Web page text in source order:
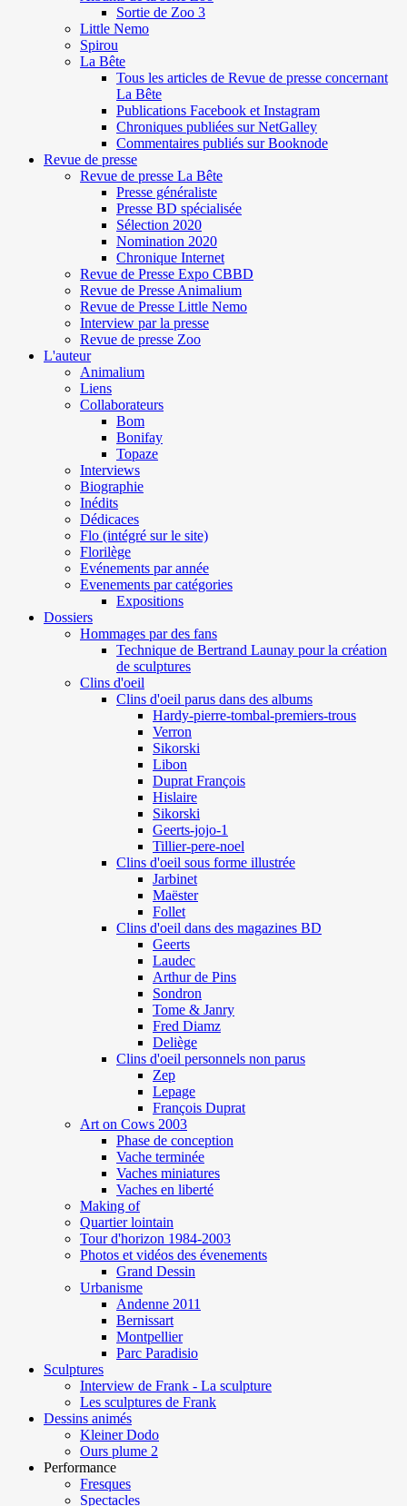
Sortie de Zoo 3
Little Nemo
Spirou
La Bête
Tous les articles de Revue de presse concernant
La Bête
Publications Facebook et Instagram
Chroniques publiées sur NetGalley
Commentaires publiés sur Booknode
Revue de presse
Revue de presse La Bête
Presse généraliste
Presse BD spécialisée
Sélection 2020
Nomination 2020
Chronique Internet
Revue de Presse Expo CBBD
Revue de Presse Animalium
Revue de Presse Little Nemo
Interview par la presse
Revue de presse Zoo
L'auteur
Animalium
Liens
Collaborateurs
Bom
Bonifay
Topaze
Interviews
Biographie
Inédits
Dédicaces
Flo (intégré sur le site)
Florilège
Evénements par année
Evenements par catégories
Expositions
Dossiers
Hommages par des fans
Technique de Bertrand Launay pour la création
de sculptures
Clins d'oeil
Clins d'oeil parus dans des albums
Hardy-pierre-tombal-premiers-trous
Verron
Sikorski
Libon
Duprat François
Hislaire
Sikorski
Geerts-jojo-1
Tillier-pere-noel
Clins d'oeil sous forme illustrée
Jarbinet
Maëster
Follet
Clins d'oeil dans des magazines BD
Geerts
Laudec
Arthur de Pins
Sondron
Tome & Janry
Fred Diamz
Deliège
Clins d'oeil personnels non parus
Zep
Lepage
François Duprat
Art on Cows 2003
Phase de conception
Vache terminée
Vaches miniatures
Vaches en liberté
Making of
Quartier lointain
Tour d'horizon 1984-2003
Photos et vidéos des évenements
Grand Dessin
Urbanisme
Andenne 2011
Bernissart
Montpellier
Parc Paradisio
Sculptures
Interview de Frank - La sculpture
Les sculptures de Frank
Dessins animés
Kleiner Dodo
Ours plume 2
Performance
Fresques
Spectacles